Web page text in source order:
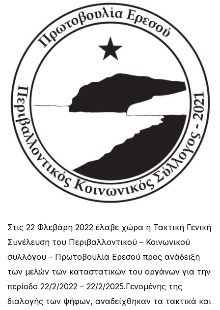
Στις 22 Φλεβάρη 2022 έλαβε χώρα η Τακτική Γενική
Συνέλευση του Περιβαλλοντικού – Κοινωνικού
συλλόγου – Πρωτοβουλία Ερεσού προς ανάδειξη
των μελών των καταστατικών του οργάνων για την
περίοδο 22/2/2022 – 22/2/2025.Γενομένης της
διαλογής των ψήφων, αναδείχθηκαν τα τακτικά και